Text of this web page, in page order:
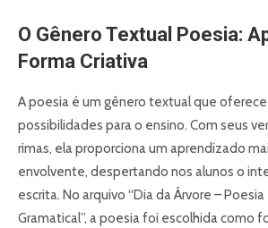
O Gênero Textual Poesia:
Forma Criativa
A poesia é um gênero textual que
possibilidades para o ensino. Com seus
rimas, ela proporciona um aprendizado
envolvente, despertando nos alunos o
escrita. No arquivo “Dia da Árvore – Poesia
Gramatical”, a poesia foi escolhida como